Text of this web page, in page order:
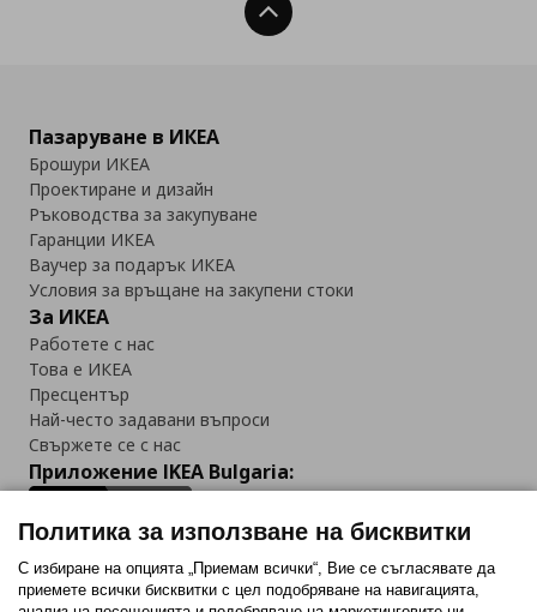
Нагоре
Пазаруване в ИКЕА
Брошури ИКЕА
Проектиране и дизайн
Ръководства за закупуване
Гаранции ИКЕА
Ваучер за подарък ИКЕА
Условия за връщане на закупени стоки
За ИКЕА
Работете с нас
Това е ИКЕА
Пресцентър
Най-често задавани въпроси
Свържете се с нас
Приложение IKEA Bulgaria:
Последвайте ни:
Политика за използване на бисквитки
С избиране на опцията „Приемам всички“, Вие се съгласявате да
приемете всички бисквитки с цел подобряване на навигацията,